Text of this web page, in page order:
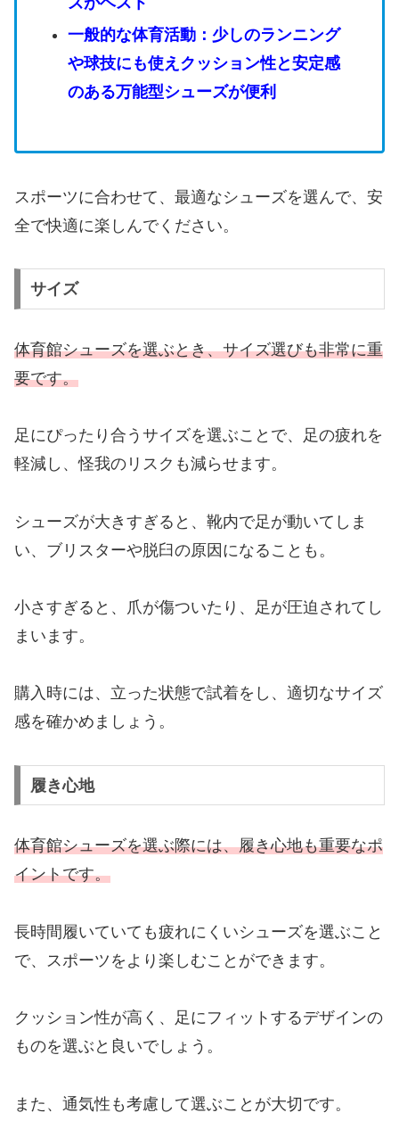
一般的な体育活動：少しのランニング
や球技にも使えクッション性と安定感
のある万能型シューズが便利
スポーツに合わせて、最適なシューズを選んで、安
全で快適に楽しんでください。
サイズ
体育館シューズを選ぶとき、サイズ選びも非常に重
要です。
足にぴったり合うサイズを選ぶことで、足の疲れを
軽減し、怪我のリスクも減らせます。
シューズが大きすぎると、靴内で足が動いてしま
い、ブリスターや脱臼の原因になることも。
小さすぎると、爪が傷ついたり、足が圧迫されてし
まいます。
購入時には、立った状態で試着をし、適切なサイズ
感を確かめましょう。
履き心地
体育館シューズを選ぶ際には、履き心地も重要なポ
イントです。
長時間履いていても疲れにくいシューズを選ぶこと
で、スポーツをより楽しむことができます。
クッション性が高く、足にフィットするデザインの
ものを選ぶと良いでしょう。
また、通気性も考慮して選ぶことが大切です。